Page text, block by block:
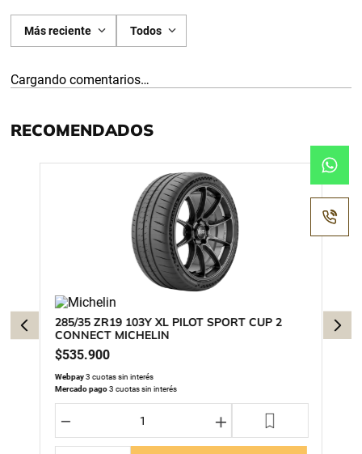
Más reciente Todos
Cargando comentarios…
RECOMENDADOS
285/35 ZR19 103Y XL PILOT SPORT CUP 2
CONNECT MICHELIN
$535.900
Webpay3 cuotas sin interés
Mercado pago3 cuotas sin interés
＋
－